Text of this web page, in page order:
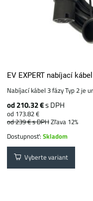
EV EXPERT nabíjací
Nabíjací kábel 3 fázy Typ 2 je
od 210.32 €s DPH
od 173.82 €
od 239 €s DPHZľava 12%
Dostupnosť:Skladom
Vyberte variant